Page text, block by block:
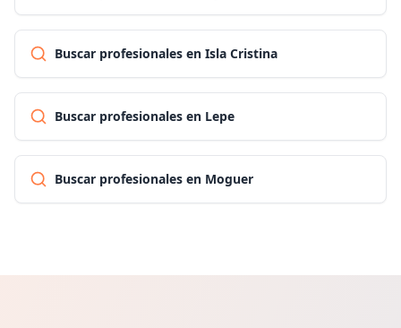
Buscar profesionales en Isla Cristina
Buscar profesionales en Lepe
Buscar profesionales en Moguer